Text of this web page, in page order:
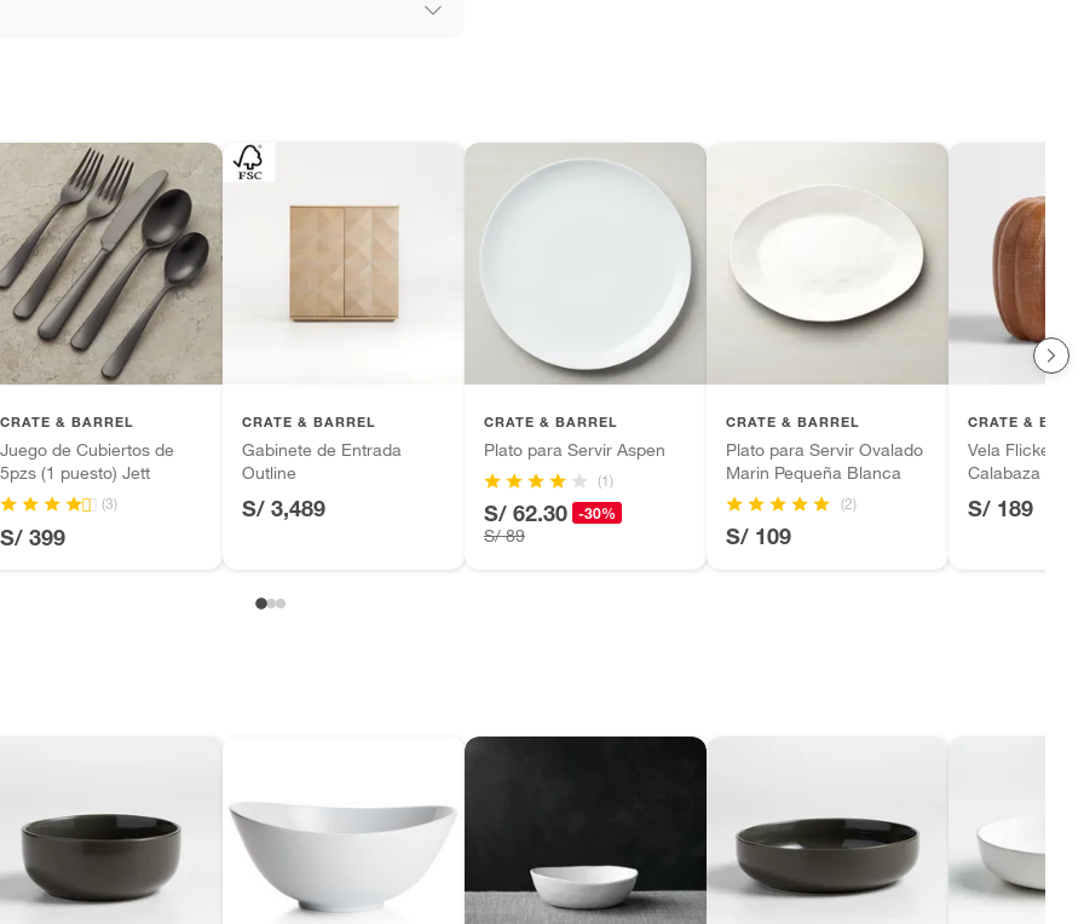
diferentes, otras con restricciones y algunas
tienen:
productos para asfalto, hormigón, albañilería.
productos para asfalto.
tecnología, línea blanca, colchones, muebles,
suplementos alimenticios, vitaminas.
CRATE & BARREL
Juego de Cubiertos de
5pzs (1 puesto) Jett
(3)
S/ 399
CRATE & BARREL
Gabinete de Entrada
Outline
S/ 3,489
CRATE & BARREL
Plato para Servir Aspen
(1)
S/ 62.30 -30%
S/ 89
CRATE & BARREL
Plato para Servir Ovalado
Marin Pequeña Blanca
(2)
S/ 109
CRATE &
Vela Flicker
Calabaza
S/ 189